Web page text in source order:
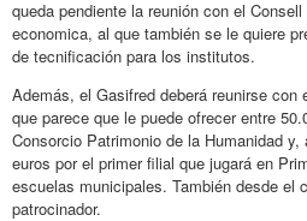
queda pendiente la reunión con el
economica, al que también se le quiere
de tecnificación para los institutos.
Además, el Gasifred deberá reunirse
que parece que le puede ofrecer entre
Consorcio Patrimonio de la Humanidad
euros por el primer filial que jugará en
escuelas municipales. También desde el
patrocinador.